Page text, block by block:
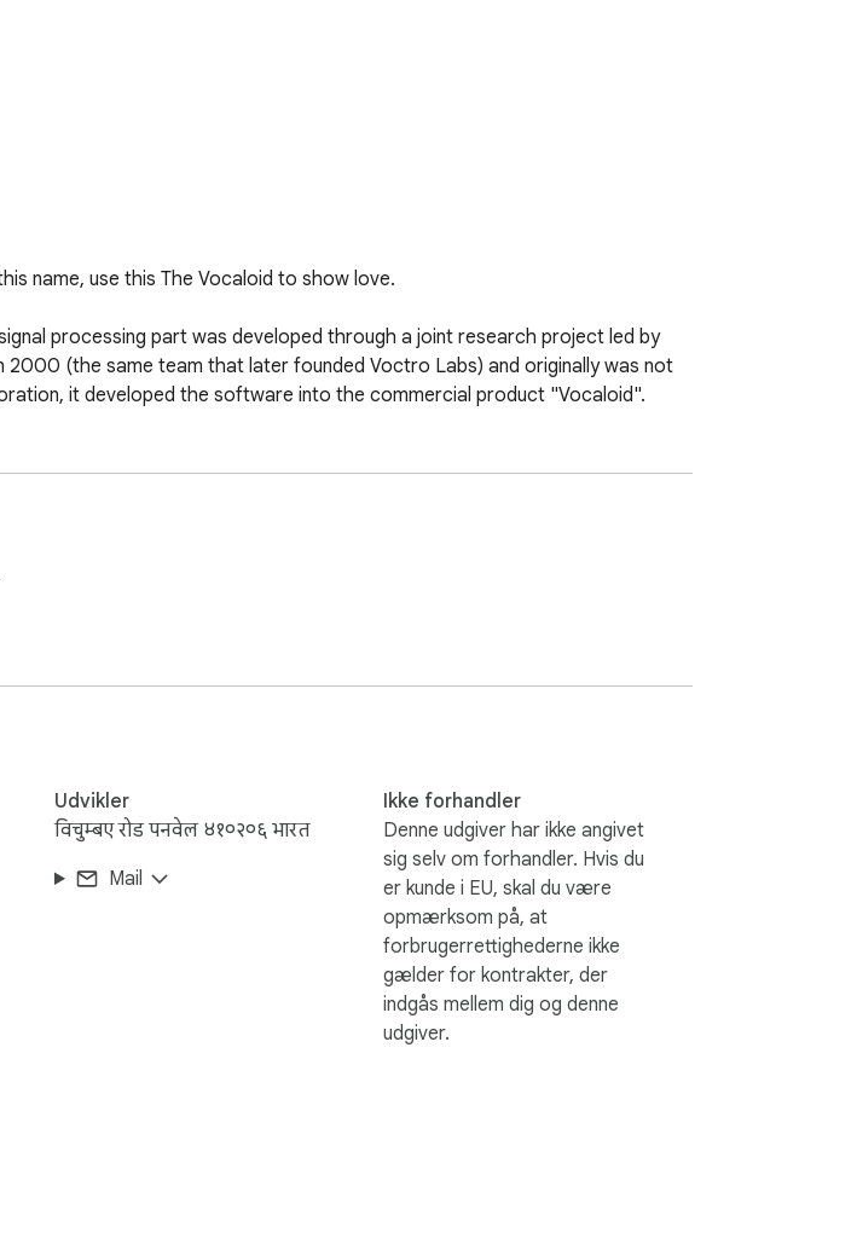
name, use this The Vocaloid to show love.
processing part was developed through a joint research project led by
2000 (the same team that later founded Voctro Labs) and originally was not
it developed the software into the commercial product "Vocaloid".
Udvikler
विचुम्बए रोड पनवेल ४१०२०६ भारत
Mail
Ikke forhandler
Denne udgiver har ikke angivet
sig selv om forhandler. Hvis du
er kunde i EU, skal du være
opmærksom på, at
forbrugerrettighederne ikke
gælder for kontrakter, der
indgås mellem dig og denne
udgiver.